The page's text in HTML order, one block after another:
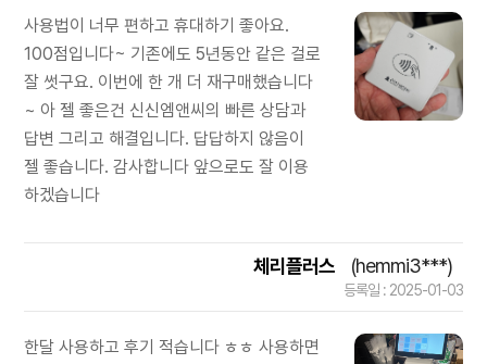
사용법이 너무 편하고 휴대하기 좋아요.
100점입니다~ 기존에도 5년동안 같은 걸로
잘 썻구요. 이번에 한 개 더 재구매했습니다
~ 아 젤 좋은건 신신엠앤씨의 빠른 상담과
답변 그리고 해결입니다. 답답하지 않음이
젤 좋습니다. 감사합니다 앞으로도 잘 이용
하겠습니다
체리플러스 (hemmi3***)
등록일 : 2025-01-03
한달 사용하고 후기 적습니다 ㅎㅎ 사용하면